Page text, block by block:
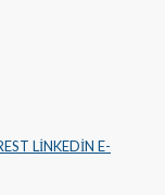
LINKEDIN E-